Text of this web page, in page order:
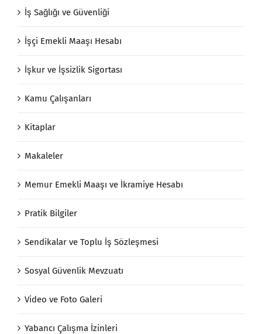
İş Sağlığı ve Güvenliği
İşçi Emekli Maaşı Hesabı
İşkur ve İşsizlik Sigortası
Kamu Çalışanları
Kitaplar
Makaleler
Memur Emekli Maaşı ve İkramiye Hesabı
Pratik Bilgiler
Sendikalar ve Toplu İş Sözleşmesi
Sosyal Güvenlik Mevzuatı
Video ve Foto Galeri
Yabancı Çalışma İzinleri